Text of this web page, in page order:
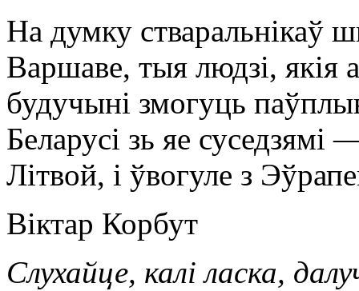
На думку стваральнікаў
Варшаве, тыя людзі,
будучыні змогуць
Беларусі зь яе
Літвой, і ўвогуле з
Віктар Корбут
Слухайце, калі ласка,